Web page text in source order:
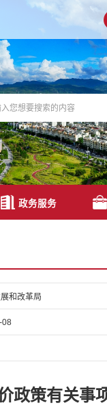
政务服务
和改革局
08
政策有关事